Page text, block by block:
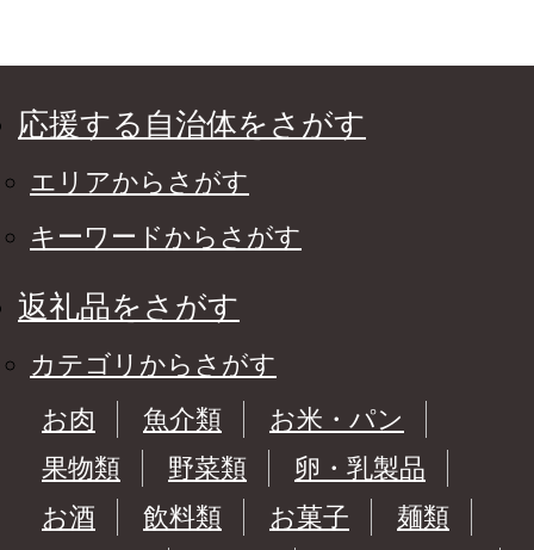
応援する自治体をさがす
エリアからさがす
キーワードからさがす
返礼品をさがす
カテゴリからさがす
お肉
魚介類
お米・パン
果物類
野菜類
卵・乳製品
お酒
飲料類 お菓子
麺類